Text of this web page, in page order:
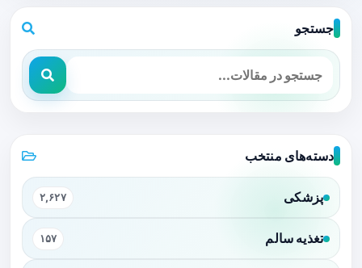
جستجو
دسته‌های منتخب
پزشکی ۲,۶۲۷
تغذیه سالم ۱۵۷